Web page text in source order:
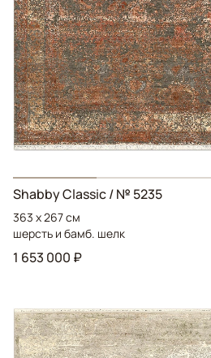
Shabby Classic/ № 5235
363 x 267 см
шерсть и бамб. шелк
1 653 000 ₽